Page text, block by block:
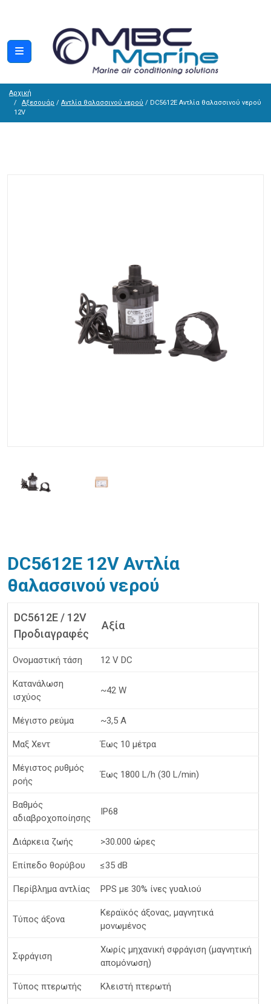
Αρχική
Αξεσουάρ / Αντλία θαλασσινού νερού / DC5612E Αντλία θαλασσινού νερού
12V
DC5612E 12V Αντλία
θαλασσινού νερού
DC5612E / 12V
Προδιαγραφές
Αξία
Ονομαστική τάση 12 V DC
Κατανάλωση
ισχύος
~42 W
Μέγιστο ρεύμα ~3,5 A
Μαξ Χεντ Έως 10 μέτρα
Μέγιστος ρυθμός
ροής
Έως 1800 L/h (30 L/min)
Βαθμός
αδιαβροχοποίησης
IP68
Διάρκεια ζωής >30.000 ώρες
Επίπεδο θορύβου ≤35 dB
Περίβλημα αντλίας PPS με 30% ίνες γυαλιού
Τύπος άξονα
Κεραϊκός άξονας, μαγνητικά
μονωμένος
Σφράγιση
Χωρίς μηχανική σφράγιση (μαγνητική
απομόνωση)
Τύπος πτερωτής Κλειστή πτερωτή